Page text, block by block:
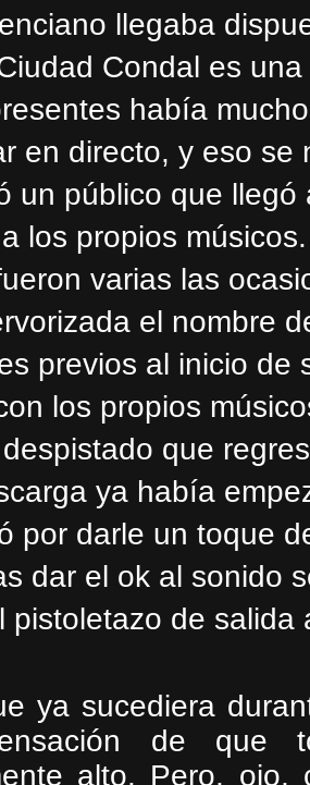
llegaba
Condal es
había
en directo, y eso
un público que llegó
los propios
varias las
el nombre
previos al inicio de
los propios
que
ya había
por darle un toque
dar el ok al sonido
pistoletazo de salida
ya sucediera
de que
alto. Pero,